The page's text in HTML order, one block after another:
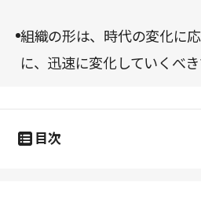
組織の形は、時代の変化に
に、迅速に変化していくべき
目次